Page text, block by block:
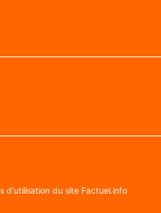
d’utilisation du site Factuel.info